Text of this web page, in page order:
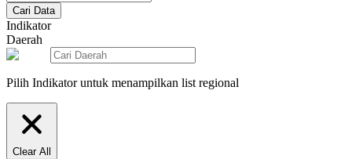
Cari Data
Indikator
Daerah
Pilih Indikator untuk menampilkan list regional
Clear All